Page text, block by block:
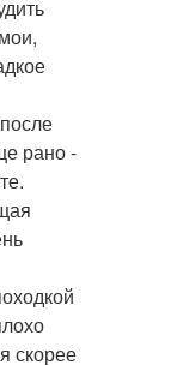
рано -
скорее